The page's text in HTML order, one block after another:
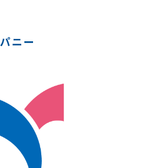
ニー